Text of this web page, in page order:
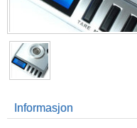
Informasjon